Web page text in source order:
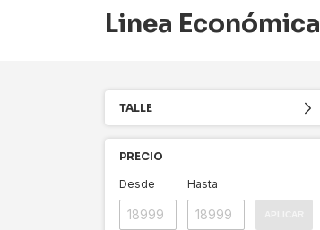
Linea Económica
TALLE
PRECIO
Desde Hasta